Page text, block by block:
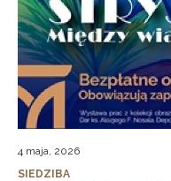
4 maja, 2026
SIEDZIBA